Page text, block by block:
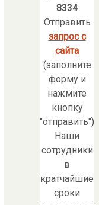
8334
Отправить
запрос с
сайта
(заполните
форму и
нажмите
кнопку
"отправить")
Наши
сотрудники
в
кратчайшие
сроки